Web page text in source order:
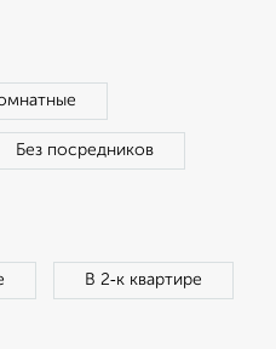
Без посредников
В 2‑к квартире